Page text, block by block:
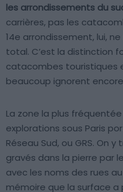
les arrondissements du
carrières, pas les
14e arrondissement, lui,
total. C’est la distinction
catacombes touristiques
beaucoup ignorent
La zone la plus
explorations sous Paris
Réseau Sud, ou GRS. On
gravés dans la pierre par
avec les noms des rues
mémoire que la surface a